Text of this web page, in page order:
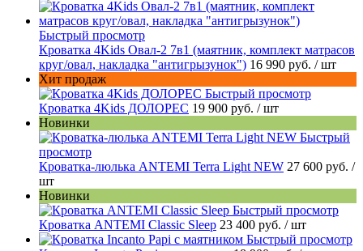
Быстрый просмотр
Кроватка 4Kids Овал-2 7в1 (маятник, комплект матрасов
круг/овал, накладка "антигрызунок") 16 990 руб. / шт
Хит продаж
Быстрый просмотр
Кроватка 4Kids ДОЛОРЕС 19 900 руб. / шт
Новинки
Быстрый
просмотр
Кроватка-люлька ANTEMI Terra Light NEW 27 600 руб. /
шт
Новинки
Быстрый просмотр
Кроватка ANTEMI Classic Sleep 23 400 руб. / шт
Быстрый просмотр